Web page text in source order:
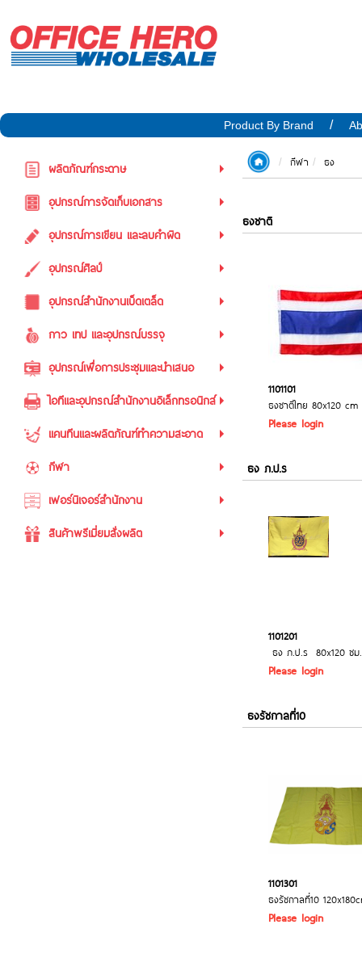
Product By Brand
ผลิตภัณฑ์กระดาษ
อุปกรณ์การจัดเก็บเอกสาร
อุปกรณ์การเขียน และลบคำผิด
อุปกรณ์ศิลป์
อุปกรณ์สำนักงานเบ็ดเตล็ด
กาว เทป และอุปกรณ์บรรจุ
อุปกรณ์เพื่อการประชุมและนำเสนอ
ไอทีและอุปกรณ์สำนักงานอิเล็กทรอนิกส์
แคนทีนและผลิตภัณฑ์ทำความสะอาด
กีฬา
เฟอร์นิเจอร์สำนักงาน
สินค้าพรีเมี่ยมสั่งผลิต
กีฬา ธง
ธงชาติ
1101101
ธงชาติไทย 80x120 cm
Please login
ธง ภ.ป.ร
1101201
ธง ภ.ป.ร 80x120 ซม.
Please login
ธงรัชกาลที่10
1101301
ธงรัชกาลที่10
Please login